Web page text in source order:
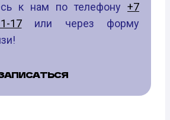
к нам по телефону +7
17или через форму